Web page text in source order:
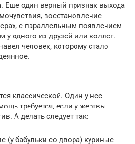
Еще один верный признак выхода
восстановление
с параллельным появлением
у одного из друзей или коллег.
человек, которому стало
классической. Один у нее
требуется, если у жертвы
А делать следует так:
(у бабульки со двора) куриные